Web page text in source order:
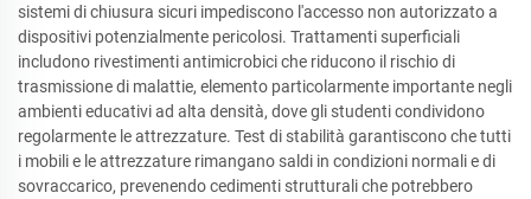
sistemi di chiusura sicuri impediscono l'accesso non autorizzato a
dispositivi potenzialmente pericolosi. Trattamenti superficiali
includono rivestimenti antimicrobici che riducono il rischio di
trasmissione di malattie, elemento particolarmente importante negli
ambienti educativi ad alta densità, dove gli studenti condividono
regolarmente le attrezzature. Test di stabilità garantiscono che tutti
i mobili e le attrezzature rimangano saldi in condizioni normali e di
sovraccarico, prevenendo cedimenti strutturali che potrebbero